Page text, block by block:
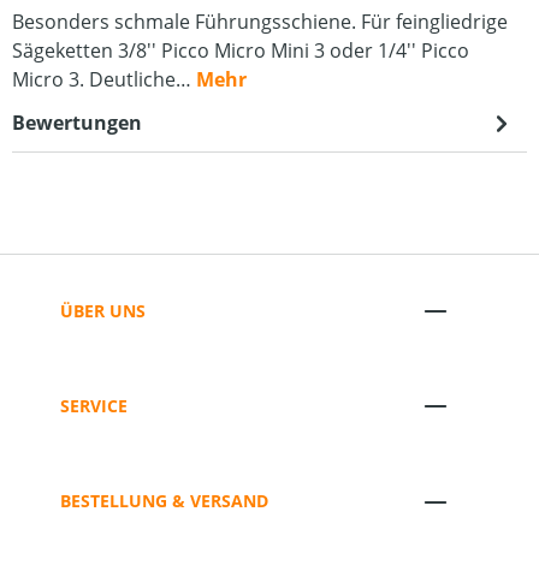
Besonders schmale Führungsschiene. Für feingliedrige
Sägeketten 3/8'' Picco Micro Mini 3 oder 1/4'' Picco
Micro 3. Deutliche… Mehr
Bewertungen
ÜBER UNS
SERVICE
BESTELLUNG & VERSAND